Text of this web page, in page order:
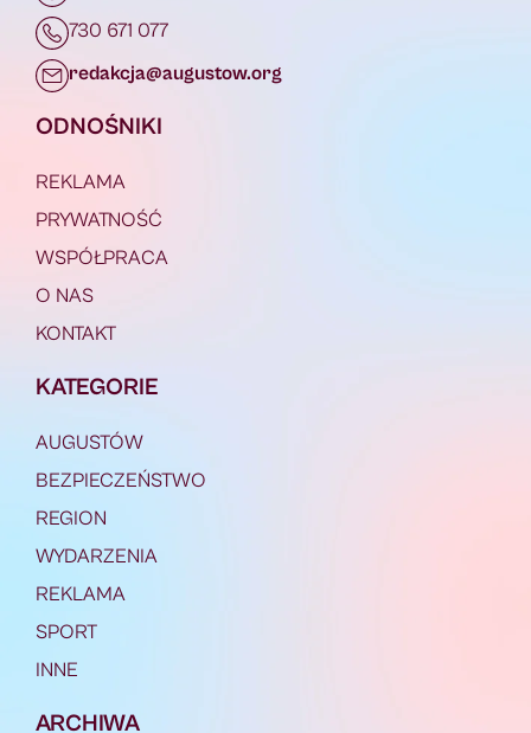
730 671 077
redakcja@augustow.org
ODNOŚNIKI
REKLAMA
PRYWATNOŚĆ
WSPÓŁPRACA
O NAS
KONTAKT
KATEGORIE
AUGUSTÓW
BEZPIECZEŃSTWO
REGION
WYDARZENIA
REKLAMA
SPORT
INNE
ARCHIWA